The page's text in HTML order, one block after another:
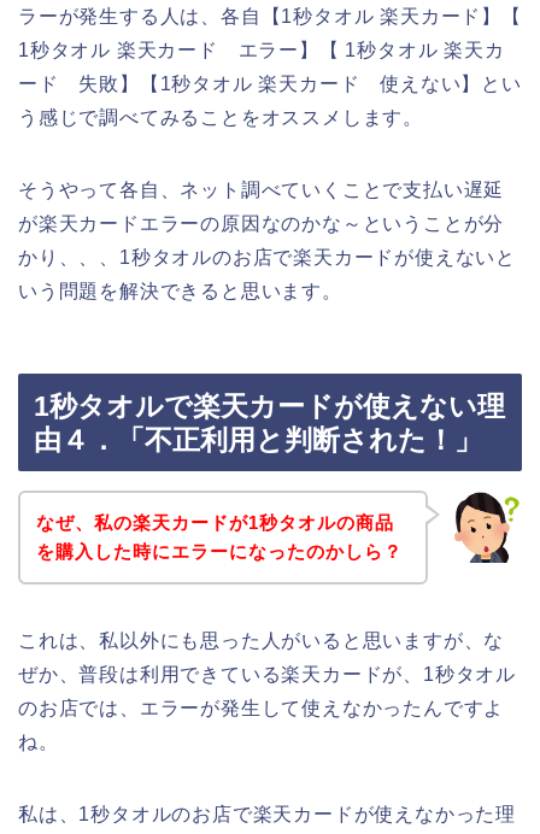
ラーが発生する人は、各自【1秒タオル 楽天カード】【
1秒タオル 楽天カード エラー】【 1秒タオル 楽天カ
ード 失敗】【1秒タオル 楽天カード 使えない】とい
う感じで調べてみることをオススメします。
そうやって各自、ネット調べていくことで支払い遅延
が楽天カードエラーの原因なのかな～ということが分
かり、、、1秒タオルのお店で楽天カードが使えないと
いう問題を解決できると思います。
1秒タオルで楽天カードが使えない理
由４．「不正利用と判断された！」
なぜ、私の楽天カードが1秒タオルの商品
を購入した時にエラーになったのかしら？
これは、私以外にも思った人がいると思いますが、な
ぜか、普段は利用できている楽天カードが、1秒タオル
のお店では、エラーが発生して使えなかったんですよ
ね。
私は、1秒タオルのお店で楽天カードが使えなかった理